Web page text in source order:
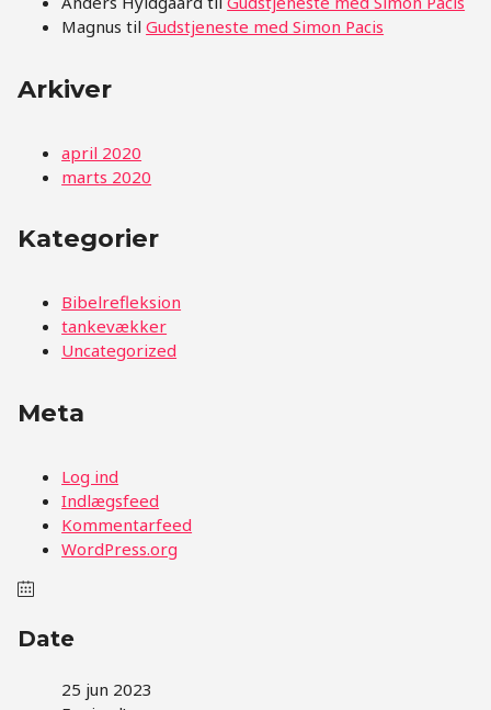
Magnus tilGudstjeneste med Simon Pacis
Arkiver
april 2020
marts 2020
Kategorier
Bibelrefleksion
tankevækker
Uncategorized
Meta
Log ind
Indlægsfeed
Kommentarfeed
WordPress.org
Date
25 jun 2023